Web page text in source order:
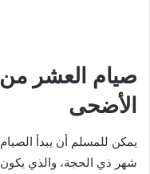
صيام العشر
الأضحى
يمكن للمسلم أن يبدأ